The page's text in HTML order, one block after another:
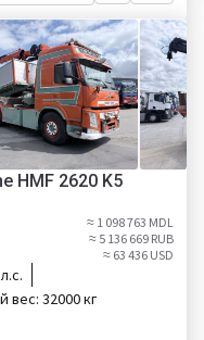
HMF 2620 K5
≈ 1 098 763 MDL
≈ 5 136 669 RUB
≈ 63 436 USD
вес: 32000 кг